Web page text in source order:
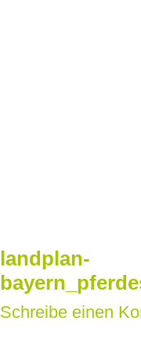
landplan-
Schreibe einen